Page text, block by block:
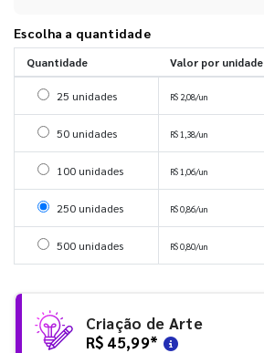
Escolha a quantidade
Quantidade Valor por unidade
Selecionar 25 unidades
25 unidades R$ 2,08/un
Selecionar 50 unidades
50 unidades R$ 1,38/un
Selecionar 100 unidades
100 unidades R$ 1,06/un
Selecionar 250 unidades
250 unidades R$ 0,86/un
Selecionar 500 unidades
500 unidades R$ 0,80/un
Criação de Arte
R$ 45,99*